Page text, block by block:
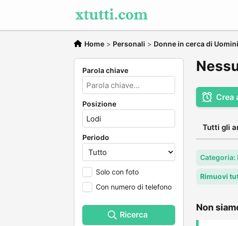
Home > Personali > Donne in cerca di Uomini
Parola chiave
Posizione
Periodo
Solo con foto
Con numero di telefono
Ricerca
Crea
Tutti gli
Categoria:
Rimuovi
Non